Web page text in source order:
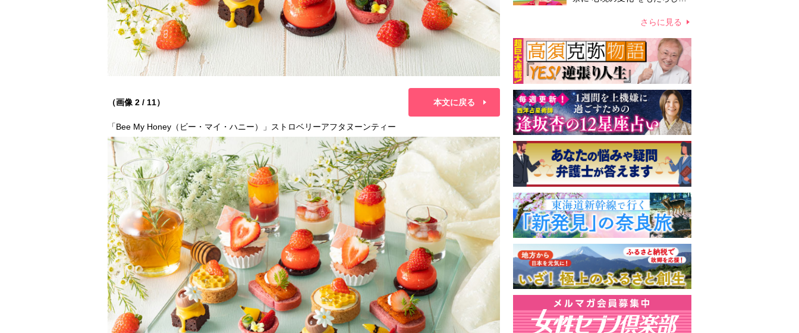
（画像 2 / 11） 本文に戻る
「Bee My Honey（ビー・マイ・ハニー）」ストロベリーアフタヌーンティー
って「がんに蝕まれる母」を演
さらに見る